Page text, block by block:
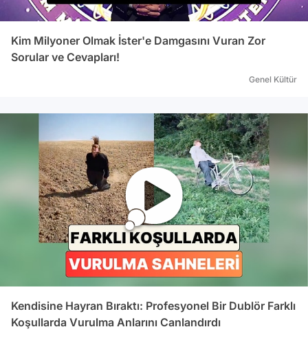
Kim Milyoner Olmak İster'e Damgasını Vuran Zor
Sorular ve Cevapları!
Genel Kültür
Kendisine Hayran Bıraktı: Profesyonel Bir Dublör Farklı
Koşullarda Vurulma Anlarını Canlandırdı